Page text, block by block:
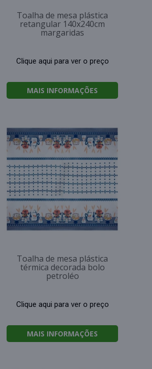
Toalha de mesa plástica
retangular 140x240cm
margaridas
Clique aqui para ver o preço
MAIS INFORMAÇÕES
Toalha de mesa plástica
térmica decorada bolo
petroléo
Clique aqui para ver o preço
MAIS INFORMAÇÕES